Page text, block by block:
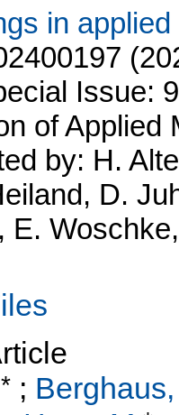
in
(
Issue:
of Applied
by: H.
D.
E.
* ;